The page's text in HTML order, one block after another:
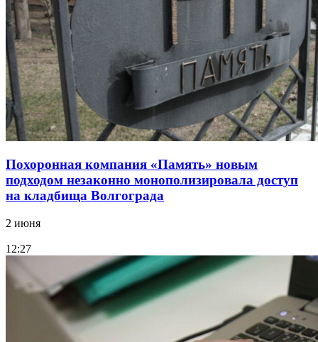
Похоронная компания «Память» новым
подходом незаконно монополизировала доступ
на кладбища Волгограда
2 июня
12:27